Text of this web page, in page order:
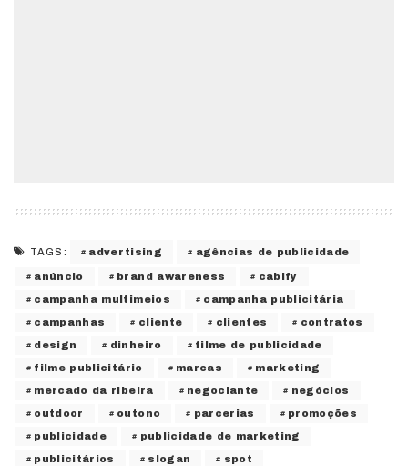
TAGS: advertising agências de publicidade
anúncio brand awareness cabify
campanha multimeios campanha publicitária
campanhas cliente clientes contratos
design dinheiro filme de publicidade
filme publicitário marcas marketing
mercado da ribeira negociante negócios
outdoor outono parcerias promoções
publicidade publicidade de marketing
publicitários slogan spot